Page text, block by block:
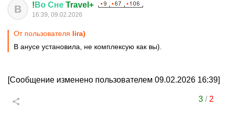
В ! Во Сне Travel+
16:39, 09.02.2026
От пользователя lira)
В анусе установила, не комплексую как вы).
[Сообщение изменено пользователем 09.02.2026 16:39]
3/ 2